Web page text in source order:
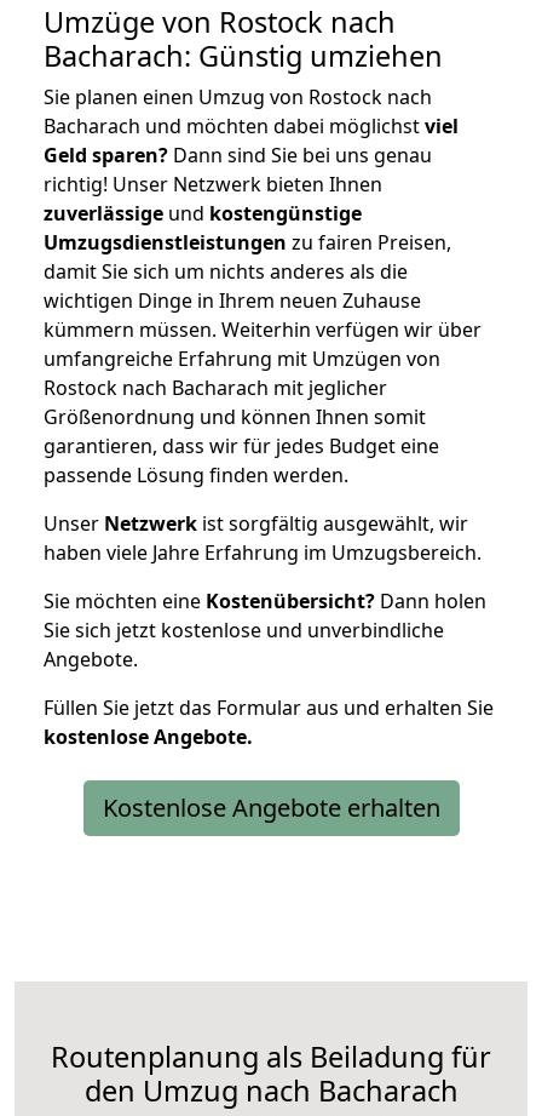
Umzüge von Rostock nach
Bacharach: Günstig umziehen
Sie planen einen Umzug von Rostock nach
Bacharach und möchten dabei möglichstviel
Geld sparen? Dann sind Sie bei uns genau
richtig! Unser Netzwerk bieten Ihnen
zuverlässige und kostengünstige
Umzugsdienstleistungen zu fairen Preisen,
damit Sie sich um nichts anderes als die
wichtigen Dinge in Ihrem neuen Zuhause
kümmern müssen. Weiterhin verfügen wir über
umfangreiche Erfahrung mit Umzügen von
Rostock nach Bacharach mit jeglicher
Größenordnung und können Ihnen somit
garantieren, dass wir für jedes Budget eine
passende Lösung finden werden.
Unser Netzwerk ist sorgfältig ausgewählt, wir
haben viele Jahre Erfahrung im Umzugsbereich.
Sie möchten eine Kostenübersicht? Dann holen
Sie sich jetzt kostenlose und unverbindliche
Angebote.
Füllen Sie jetzt das Formular aus und erhalten Sie
kostenloseAngebote.
Kostenlose Angebote erhalten
Routenplanung als Beiladung für
den Umzug nach Bacharach